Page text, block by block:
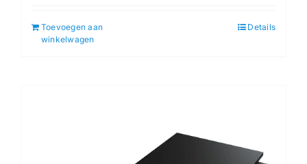
Toevoegen aan
winkelwagen
Details